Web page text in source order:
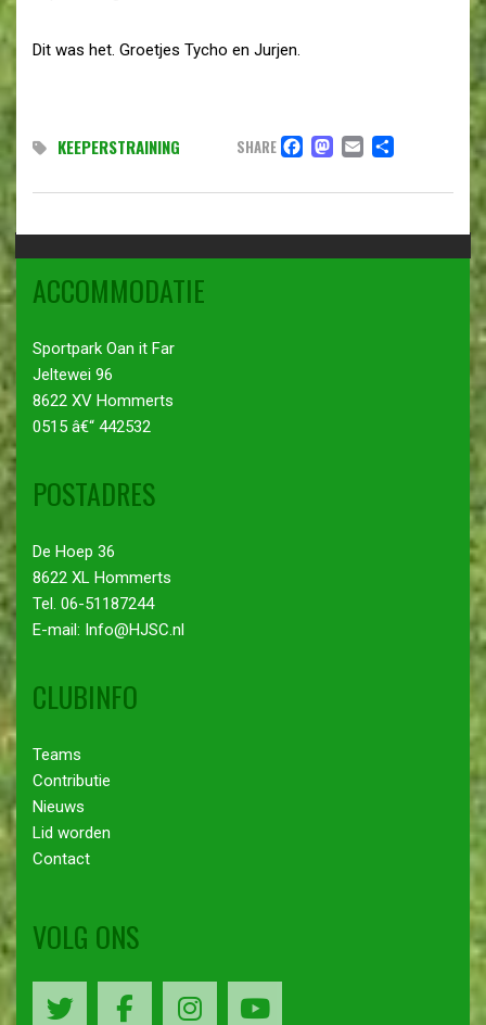
Dit was het. Groetjes Tycho en Jurjen.
KEEPERSTRAINING SHARE FACEBOOK
EMAILDELEN
ACCOMMODATIE
Sportpark Oan it Far
Jeltewei 96
8622 XV Hommerts
0515 â€“ 442532
POSTADRES
De Hoep 36
8622 XL Hommerts
Tel. 06-51187244
E-mail: Info@HJSC.nl
CLUBINFO
Teams
Contributie
Nieuws
Lid worden
Contact
VOLG ONS